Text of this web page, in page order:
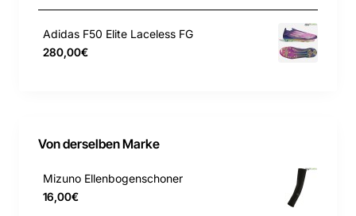
Adidas F50 Elite Laceless FG
280,00€
Von derselben Marke
Mizuno Ellenbogenschoner
16,00€